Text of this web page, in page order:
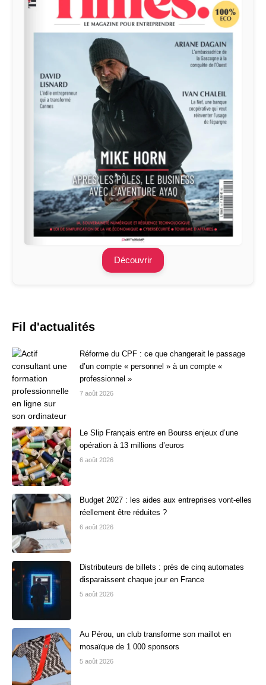
Découvrir
Fil d'actualités
Réforme du CPF : ce que changerait le passage
d’un compte « personnel » à un compte «
professionnel »
7 août 2026
Le Slip Français entre en Bourss enjeux d’une
opération à 13 millions d’euros
6 août 2026
Budget 2027 : les aides aux entreprises vont-elles
réellement être réduites ?
6 août 2026
Distributeurs de billets : près de cinq automates
disparaissent chaque jour en France
5 août 2026
Au Pérou, un club transforme son maillot en
mosaïque de 1 000 sponsors
5 août 2026